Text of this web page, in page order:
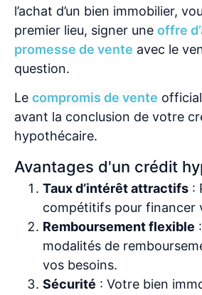
l’achat d’un bien immobilier,
premier lieu, signer une offre
promesse de vente avec le
question.
Le compromis de vente
avant la conclusion de votre
hypothécaire.
Avantages d'un crédit
Taux d’intérêt attractifs :
compétitifs pour financer
Remboursement flexible
modalités de
vos besoins.
Sécurité : Votre bien